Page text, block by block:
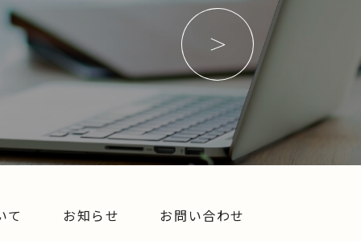
て お知らせ お問い合わせ